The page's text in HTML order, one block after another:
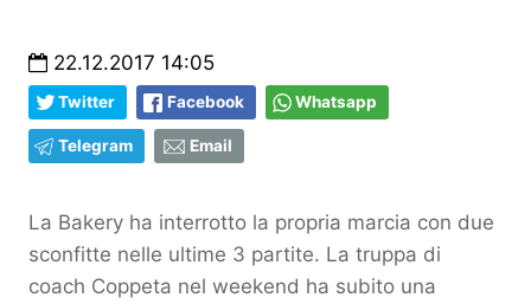
22.12.2017 14:05
Twitter Facebook Whatsapp
Telegram Email
La Bakery ha interrotto la propria marcia con due
sconfitte nelle ultime 3 partite. La truppa di
coach Coppeta nel weekend ha subito una